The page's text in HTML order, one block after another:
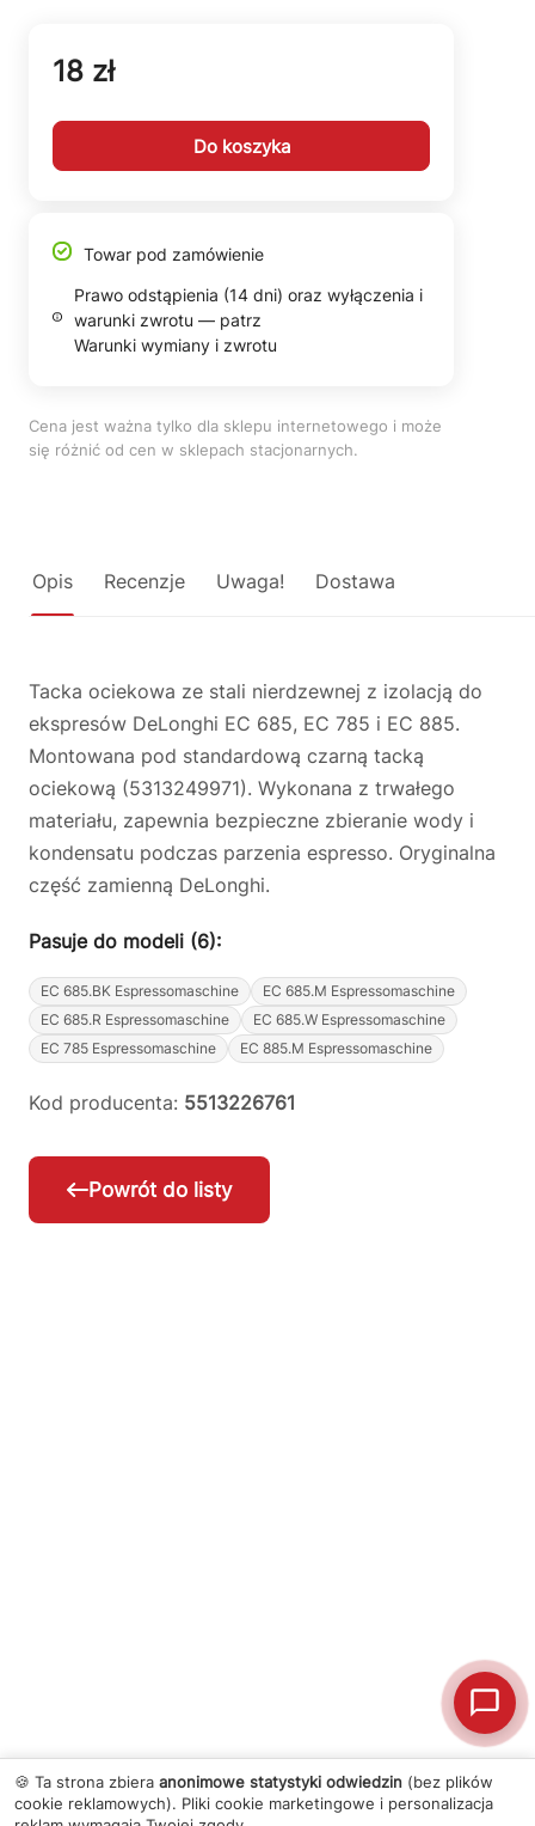
18 zł
Do koszyka
Towar pod zamówienie
Prawo odstąpienia (14 dni) oraz wyłączenia i
warunki zwrotu — patrz
Warunki wymiany i zwrotu
Cena jest ważna tylko dla sklepu internetowego i może
się różnić od cen w sklepach stacjonarnych.
Opis Recenzje Uwaga! Dostawa
Tacka ociekowa ze stali nierdzewnej z izolacją do
ekspresów DeLonghi EC 685, EC 785 i EC 885.
Montowana pod standardową czarną tacką
ociekową (5313249971). Wykonana z trwałego
materiału, zapewnia bezpieczne zbieranie wody i
kondensatu podczas parzenia espresso. Oryginalna
część zamienną DeLonghi.
Pasuje do modeli (6):
EC 685.BK Espressomaschine
EC 685.M Espressomaschine
EC 685.R Espressomaschine
EC 685.W Espressomaschine
EC 785 Espressomaschine
EC 885.M Espressomaschine
Kod producenta: 5513226761
Powrót do listy
🍪 Ta strona zbiera anonimowe statystyki odwiedzin (bez plików
cookie reklamowych). Pliki cookie marketingowe i personalizacja